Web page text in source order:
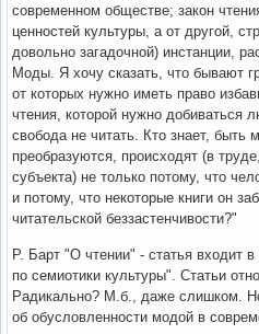
современном обществе; закон
ценностей культуры, а от другой,
довольно загадочной) инстанции,
Моды. Я хочу сказать, что бывают
от которых нужно иметь право
чтения, которой нужно добиваться
свобода не читать. Кто знает, быть
преобразуются, происходят (в
субъекта) не только потому, что
и потому, что некоторые книги он
читательской беззастенчивости?"
Р. Барт "О чтении" - статья входит
по семиотики культуры". Статьи
Радикально? М.б., даже слишком.
об обусловленности модой в